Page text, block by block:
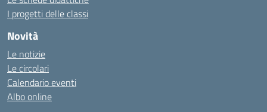
I progetti delle classi
Novità
Le notizie
Le circolari
Calendario eventi
Albo online